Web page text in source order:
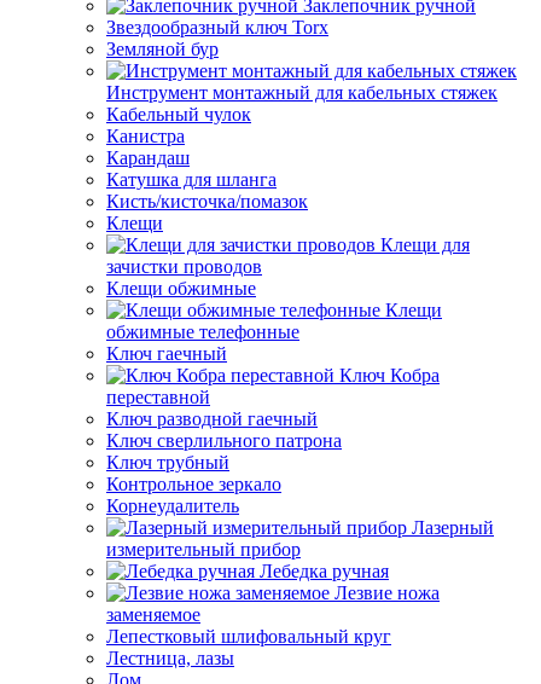
Заклепочник ручной
Звездообразный ключ Torx
Земляной бур
Инструмент монтажный для кабельных стяжек
Кабельный чулок
Канистра
Карандаш
Катушка для шланга
Кисть/кисточка/помазок
Клещи
Клещи для
зачистки проводов
Клещи обжимные
Клещи
обжимные телефонные
Ключ гаечный
Ключ Кобра
переставной
Ключ разводной гаечный
Ключ сверлильного патрона
Ключ трубный
Контрольное зеркало
Корнеудалитель
Лазерный
измерительный прибор
Лебедка ручная
Лезвие ножа
заменяемое
Лепестковый шлифовальный круг
Лестница, лазы
Лом